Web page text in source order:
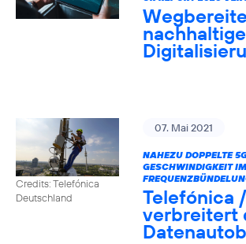
nachhaltige
Credits: Telefónica
Deutschland
07. Mai 2021
NAHEZU DOPPELTE
GESCHWINDIGKEIT
Telefónica
verbreitert